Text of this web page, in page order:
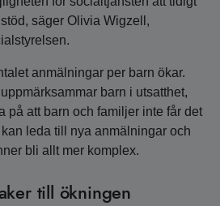
säger Olivia Wigzell,
anmälningar per barn ökar.
barn i utsatthet,
på att barn och familjer inte får det
leda till nya anmälningar och
bli allt mer komplex.
till ökningen